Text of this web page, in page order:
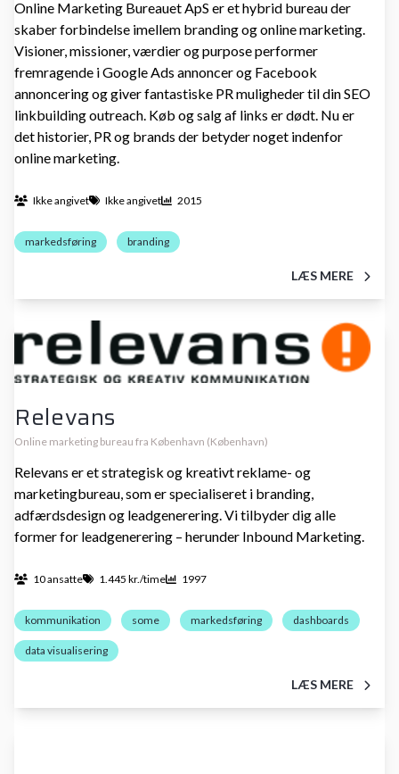
Online Marketing Bureauet ApS er et hybrid bureau der
skaber forbindelse imellem branding og online marketing.
Visioner, missioner, værdier og purpose performer
fremragende i Google Ads annoncer og Facebook
annoncering og giver fantastiske PR muligheder til din SEO
linkbuilding outreach. Køb og salg af links er dødt. Nu er
det historier, PR og brands der betyder noget indenfor
online marketing.
Ikke angivet Ikke angivet 2015
markedsføring branding
LÆS MERE
Relevans
Online marketing bureau fra København (København)
Relevans er et strategisk og kreativt reklame- og
marketingbureau, som er specialiseret i branding,
adfærdsdesign og leadgenerering. Vi tilbyder dig alle
former for leadgenerering – herunder Inbound Marketing.
10 ansatte 1.445 kr./time 1997
kommunikation some markedsføring dashboards
data visualisering
LÆS MERE